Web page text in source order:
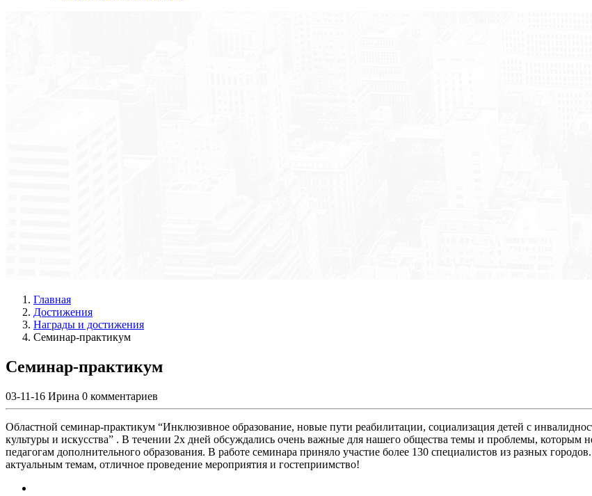
Главная
Достижения
Награды и достижения
Семинар-практикум
Семинар-практикум
03-11-16 Ирина 0 комментариев
Областной семинар-практикум “Инклюзивное образование, новые пути реабилитации, социализация детей с
культуры и искусства” . В течении 2х дней обсуждались очень важные для нашего общества темы и проблемы, которым
педагогам дополнительного образования. В работе семинара приняло участие более 130 специалистов из разных
актуальным темам, отличное проведение мероприятия и гостеприимство!